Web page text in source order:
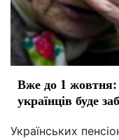
Вже до 1 жовтня:
українців буде
Українських